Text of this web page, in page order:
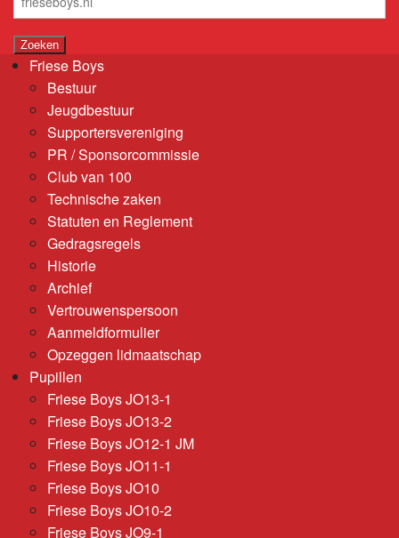
Friese Boys
Bestuur
Jeugdbestuur
Supportersvereniging
PR / Sponsorcommissie
Club van 100
Technische zaken
Statuten en Reglement
Gedragsregels
Historie
Archief
Vertrouwenspersoon
Aanmeldformulier
Opzeggen lidmaatschap
Pupillen
Friese Boys JO13-1
Friese Boys JO13-2
Friese Boys JO12-1 JM
Friese Boys JO11-1
Friese Boys JO10
Friese Boys JO10-2
Friese Boys JO9-1